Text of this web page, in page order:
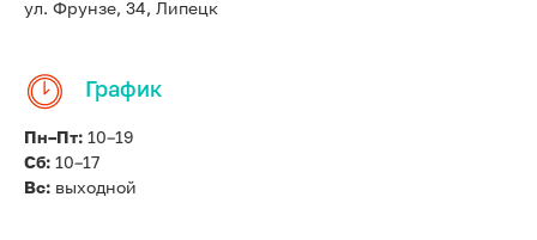
ул. Фрунзе, 34, Липецк
График
Пн–Пт: 10–19
Сб: 10–17
Вс: выходной